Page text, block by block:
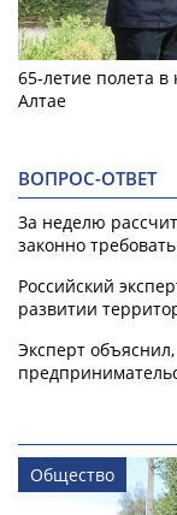
65-летие полета
Алтае
ВОПРОС-ОТВЕТ
За неделю
законно
Российский
развитии
Эксперт
Общество